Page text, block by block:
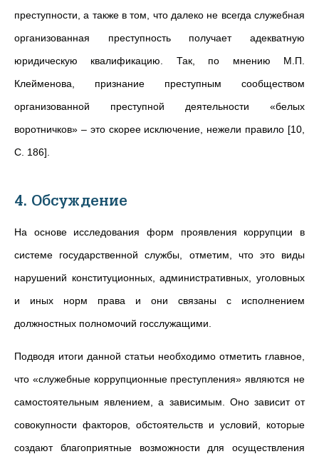
преступности, а также в том, что далеко не всегда служебная
организованная преступность получает адекватную
юридическую квалификацию. Так, по мнению М.П.
Клейменова, признание преступным сообществом
организованной преступной деятельности «белых
воротничков» – это скорее исключение, нежели правило [10,
C. 186].
4. Обсуждение
На основе исследования форм проявления коррупции в
системе государственной службы, отметим, что это виды
нарушений конституционных, административных, уголовных
и иных норм права и они связаны с исполнением
должностных полномочий госслужащими.
Подводя итоги данной статьи необходимо отметить главное,
что «служебные коррупционные преступления» являются не
самостоятельным явлением, а зависимым. Оно зависит от
совокупности факторов, обстоятельств и условий, которые
создают благоприятные возможности для осуществления